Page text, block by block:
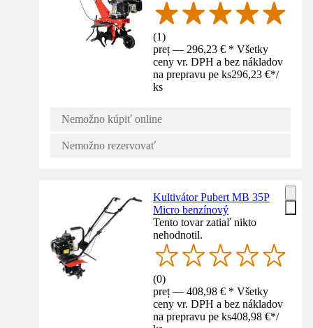
(1)
preț — 296,23 € * Všetky
ceny vr. DPH a bez nákladov
na prepravu pe ks296,23 €*/
ks
Nemožno kúpiť online
Nemožno rezervovať
Kultivátor Pubert MB 35P
Micro benzínový
Tento tovar zatiaľ nikto
nehodnotil.
(0)
preț — 408,98 € * Všetky
ceny vr. DPH a bez nákladov
na prepravu pe ks408,98 €*/